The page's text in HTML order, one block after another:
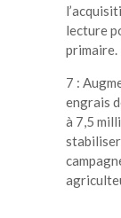
lecture
primaire.
7 :
engrais
à 7,5